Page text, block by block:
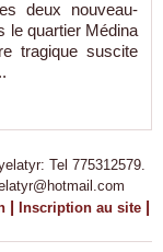
deux nouveau-
le quartier Médina
tragique suscite
Tel 775312579.
| Inscription au site |